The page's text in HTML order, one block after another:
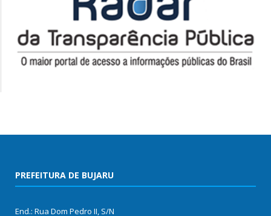
PREFEITURA DE BUJARU
End.: Rua Dom Pedro II, S/N